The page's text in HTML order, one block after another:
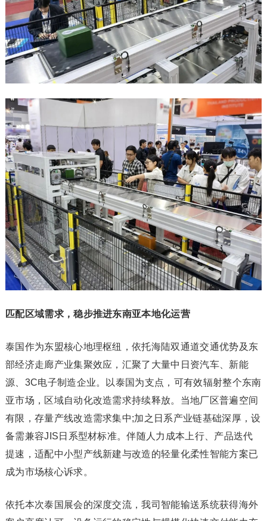
匹配区域需求，稳步推进东南亚本地化运营
泰国作为东盟核心地理枢纽，依托海陆双通道交通优势及东
部经济走廊产业集聚效应，汇聚了大量中日资汽车、新能
源、3C电子制造企业。以泰国为支点，可有效辐射整个东南
亚市场，区域自动化改造需求持续释放。当地厂区普遍空间
有限，存量产线改造需求集中;加之日系产业链基础深厚，设
备需兼容JIS日系型材标准。伴随人力成本上行、产品迭代
提速，适配中小型产线新建与改造的轻量化柔性智能方案已
成为市场核心诉求。
依托本次泰国展会的深度交流，我司智能输送系统获得海外